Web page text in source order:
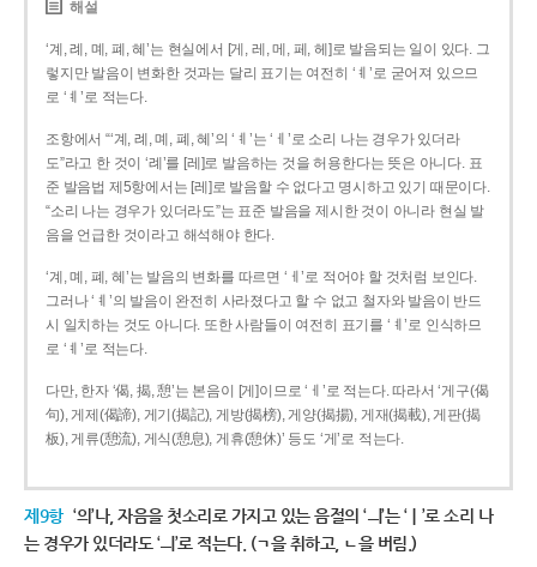
해설
‘계, 례, 몌, 폐, 혜’는 현실에서 [게, 레, 메, 페, 헤]로 발음되는 일이 있다. 그
렇지만 발음이 변화한 것과는 달리 표기는 여전히 ‘ㅖ’로 굳어져 있으므
로 ‘ㅖ’로 적는다.
조항에서 “‘계, 례, 몌, 폐, 혜’의 ‘ㅖ’는 ‘ㅔ’로 소리 나는 경우가 있더라
도”라고 한 것이 ‘례’를 [레]로 발음하는 것을 허용한다는 뜻은 아니다. 표
준 발음법 제5항에서는 [레]로 발음할 수 없다고 명시하고 있기 때문이다.
“소리 나는 경우가 있더라도”는 표준 발음을 제시한 것이 아니라 현실 발
음을 언급한 것이라고 해석해야 한다.
‘계, 몌, 폐, 혜’는 발음의 변화를 따르면 ‘ㅔ’로 적어야 할 것처럼 보인다.
그러나 ‘ㅖ’의 발음이 완전히 사라졌다고 할 수 없고 철자와 발음이 반드
시 일치하는 것도 아니다. 또한 사람들이 여전히 표기를 ‘ㅖ’로 인식하므
로 ‘ㅖ’로 적는다.
다만, 한자 ‘偈, 揭, 憩’는 본음이 [게]이므로 ‘ㅔ’로 적는다. 따라서 ‘게구(偈
句), 게제(偈諦), 게기(揭記), 게방(揭榜), 게양(揭揚), 게재(揭載), 게판(揭
板), 게류(憩流), 게식(憩息), 게휴(憩休)’ 등도 ‘게’로 적는다.
제9항 ‘의’나, 자음을 첫소리로 가지고 있는 음절의 ‘ㅢ’는 ‘ㅣ’로 소리 나
는 경우가 있더라도 ‘ㅢ’로 적는다. (ㄱ을 취하고, ㄴ을 버림.)